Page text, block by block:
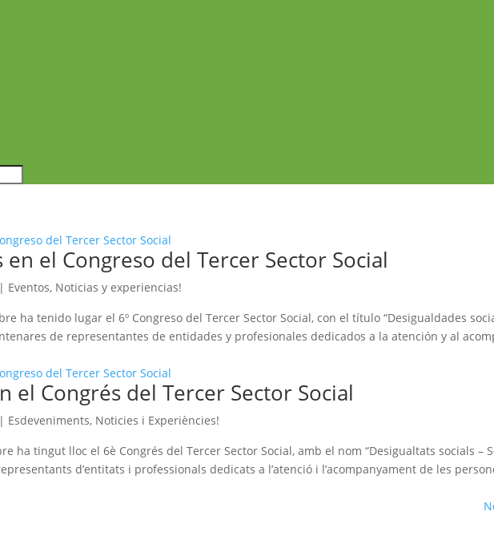
el Congreso del Tercer Sector Social
| Eventos, Noticias y experiencias!
ha tenido lugar el 6º Congreso del Tercer Sector Social, con el título “Desigualdades
de representantes de entidades y profesionales dedicados a la atención y al
el Congrés del Tercer Sector Social
| Esdeveniments, Noticies i Experiències!
ha tingut lloc el 6è Congrés del Tercer Sector Social, amb el nom “Desigualtats socials –
d’entitats i professionals dedicats a l’atenció i l’acompanyament de les